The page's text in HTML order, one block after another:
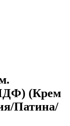
(Крем
Патина/